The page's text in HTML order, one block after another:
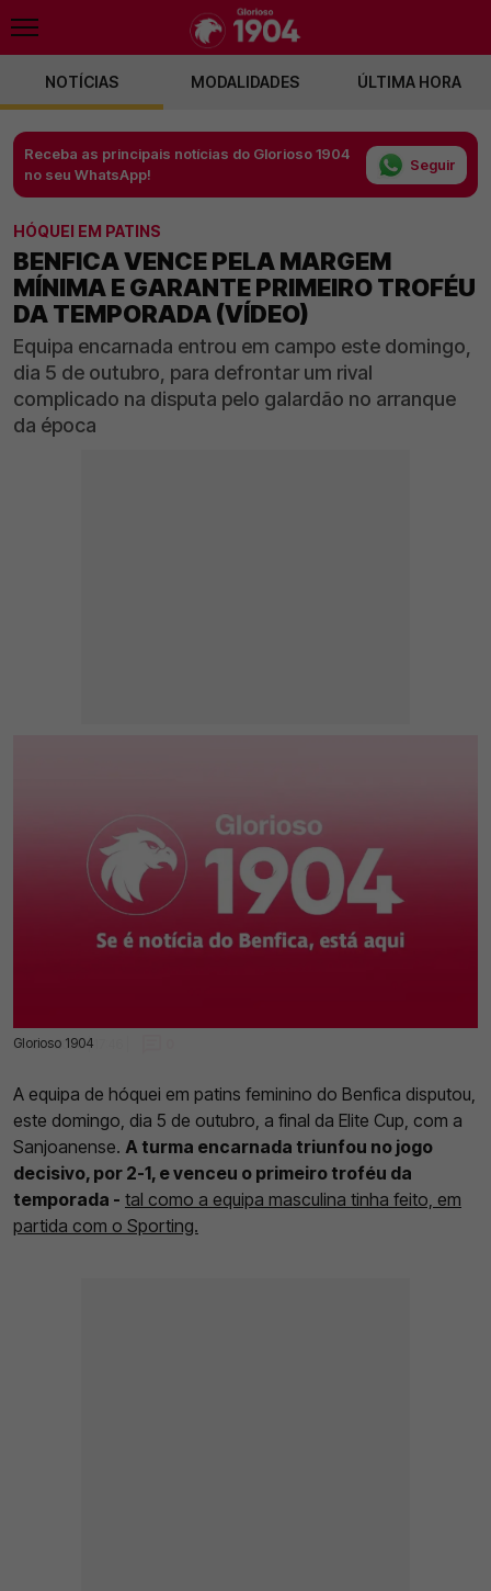
NOTÍCIAS MODALIDADES ÚLTIMA HORA
Receba as principais notícias do Glorioso 1904
no seu WhatsApp!
Seguir
HÓQUEI EM PATINS
BENFICA VENCE PELA MARGEM
MÍNIMA E GARANTE PRIMEIRO TROFÉU
DA TEMPORADA (VÍDEO)
Equipa encarnada entrou em campo este domingo,
dia 5 de outubro, para defrontar um rival
complicado na disputa pelo galardão no arranque
da época
Glorioso 1904
05 Out 2025 | 17:46 |
A equipa de hóquei em patins feminino do Benfica disputou,
este domingo, dia 5 de outubro, a final da Elite Cup, com a
Sanjoanense. A turma encarnada triunfou no jogo
decisivo, por 2-1, e venceu o primeiro troféu da
temporada - tal como a equipa masculina tinha feito, em
partida com o Sporting.